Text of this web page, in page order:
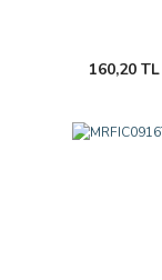
160,20 TL